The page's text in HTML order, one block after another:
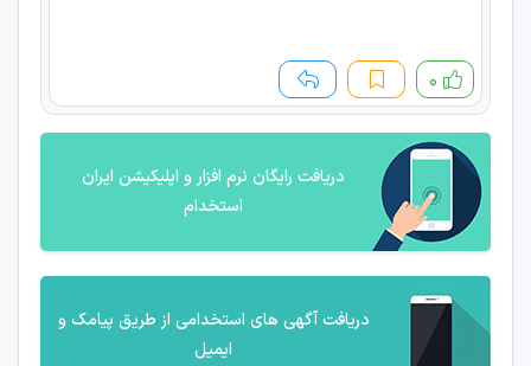
۰
دریافت رایگان نرم افزار و اپلیکیشن ایران
استخدام
دریافت آگهی های استخدامی از طریق پیامک و
ایمیل